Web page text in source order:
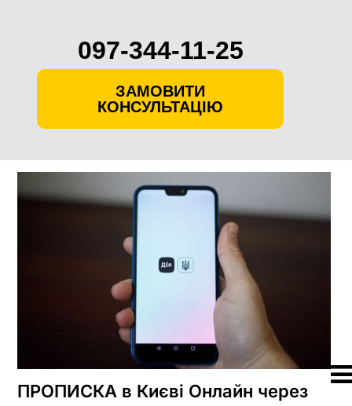
Skip
ПРОПИСКА в Києві Онлайн через
097-344-11-25
ЗАМОВИТИ
КОНСУЛЬТАЦІЮ